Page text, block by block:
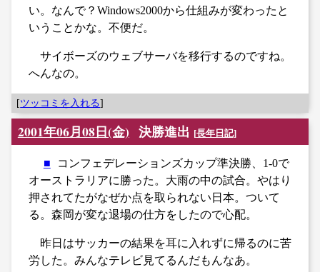
い。なんで？Windows2000から仕組みが変わったと
いうことかな。不便だ。
サイボーズのウェブサーバを移行するのですね。
へんなの。
[ツッコミを入れる]
2001年06月08日(金) 決勝進出 [長年日記]
■
コンフェデレーションズカップ準決勝、1-0で
オーストラリアに勝った。大雨の中の試合。やはり
押されてたがなぜか点を取られない日本。ついて
る。森岡が変な退場の仕方をしたので心配。
昨日はサッカーの結果を耳に入れずに帰るのに苦
労した。みんなテレビ見てるんだもんなあ。